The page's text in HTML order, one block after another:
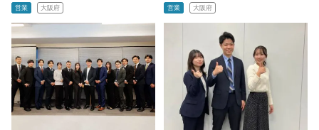
営業 大阪府 営業 大阪府